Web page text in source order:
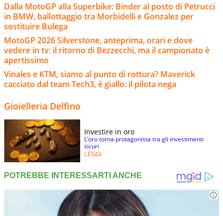
Dalla MotoGP alla Superbike: Binder al posto di Petrucci
in BMW, ballottaggio tra Morbidelli e Gonzalez per
sostituire Bulega
MotoGP 2026 Silverstone, anteprima, orari e dove
vedere in tv: il ritorno di Bezzecchi, ma il campionato è
apertissimo
Vinales e KTM, siamo al punto di rottura? Maverick
cacciato dal team Tech3, è giallo: il pilota nega
Gioielleria Delfino
Investire in oro
L’oro torna protagonista tra gli investimenti
sicuri
LEGGI